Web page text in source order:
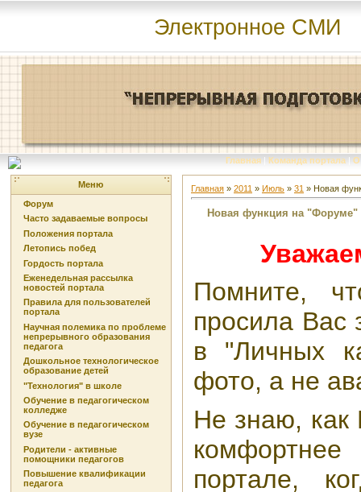
Электронное СМИ
Главная | Команда портала | О
Меню
Форум
Часто задаваемые вопросы
Положения портала
Летопись побед
Гордость портала
Еженедельная рассылка
новостей портала
Правила для пользователей
портала
Научная полемика по проблеме
непрерывного образования
педагога
Дошкольное технологическое
образование детей
"Технология" в школе
Обучение в педагогическом
колледже
Обучение в педагогическом
вузе
Родители - активные
помощники педагогов
Повышение квалификации
педагога
Главная » 2011 » Июль » 31 » Новая
Новая функция на "Форуме"
Помните,
просила Вас
в "Личных
фото, а не
Не знаю, как
портале,